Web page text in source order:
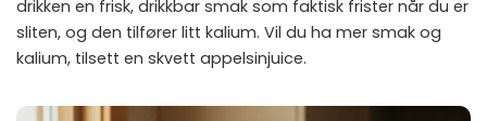
drikken en frisk, drikkbar smak som faktisk frister når du er
sliten, og den tilfører litt kalium. Vil du ha mer smak og
kalium, tilsett en skvett appelsinjuice.